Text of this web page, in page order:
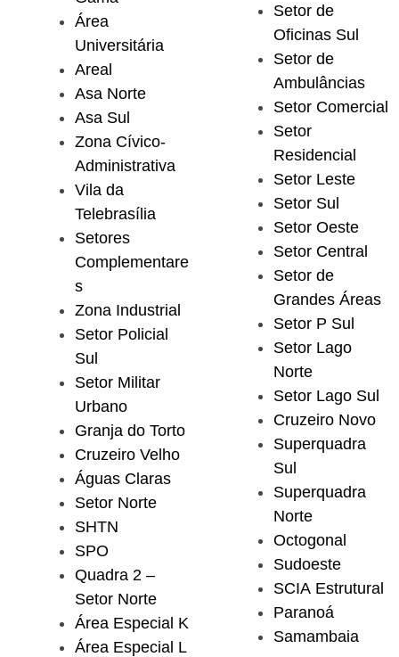
Área
Universitária
Areal
Asa Norte
Asa Sul
Zona Cívico-
Administrativa
Vila da
Telebrasília
Setores
Complementare
s
Zona Industrial
Setor Policial
Sul
Setor Militar
Urbano
Granja do Torto
Cruzeiro Velho
Águas Claras
Setor Norte
SHTN
SPO
Quadra 2 –
Setor Norte
Área Especial K
Área Especial L
Setor de
Oficinas Sul
Setor de
Ambulâncias
Setor Comercial
Setor
Residencial
Setor Leste
Setor Sul
Setor Oeste
Setor Central
Setor de
Grandes Áreas
Setor P Sul
Setor Lago
Norte
Setor Lago Sul
Cruzeiro Novo
Superquadra
Sul
Superquadra
Norte
Octogonal
Sudoeste
SCIA Estrutural
Paranoá
Samambaia